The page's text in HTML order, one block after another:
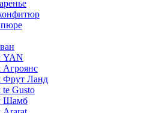
YAN
Фрут Ланд
Gusto
Шамб